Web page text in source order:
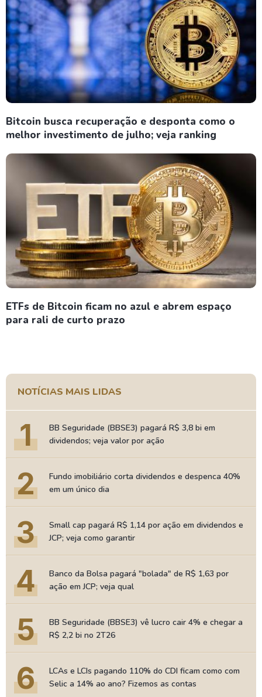
Bitcoin busca recuperação e desponta como o
melhor investimento de julho; veja ranking
ETFs de Bitcoin ficam no azul e abrem espaço
para rali de curto prazo
NOTÍCIAS MAIS LIDAS
1
BB Seguridade (BBSE3) pagará R$ 3,8 bi em
dividendos; veja valor por ação
2
Fundo imobiliário corta dividendos e despenca 40%
em um único dia
3
Small cap pagará R$ 1,14 por ação em dividendos e
JCP; veja como garantir
4
Banco da Bolsa pagará "bolada" de R$ 1,63 por
ação em JCP; veja qual
5
BB Seguridade (BBSE3) vê lucro cair 4% e chegar a
R$ 2,2 bi no 2T26
6
LCAs e LCIs pagando 110% do CDI ficam como com
Selic a 14% ao ano? Fizemos as contas